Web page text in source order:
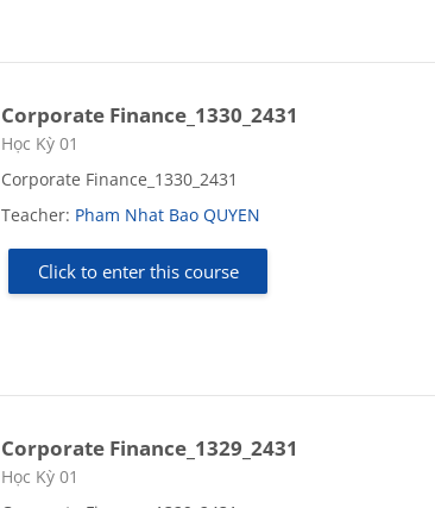
Corporate Finance_1330_2431
Course category
Học Kỳ 01
Corporate Finance_1330_2431
Teacher: Pham Nhat Bao QUYEN
Click to enter this course
Corporate Finance_1329_2431
Course category
Học Kỳ 01